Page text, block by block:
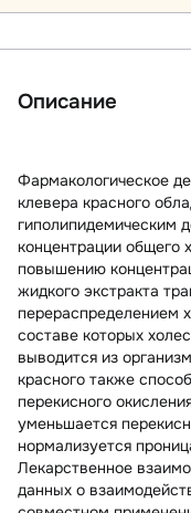
Описание
Фармакологическое
клевера красного
гиполипидемическим
концентрации общего
повышению
жидкого экстракта
перераспределением
составе которых
выводится из
красного также
перекисного
уменьшается
нормализуется
Лекарственное
данных о